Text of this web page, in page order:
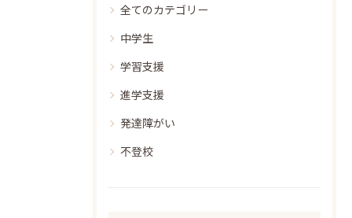
全てのカテゴリー
中学生
学習支援
進学支援
発達障がい
不登校